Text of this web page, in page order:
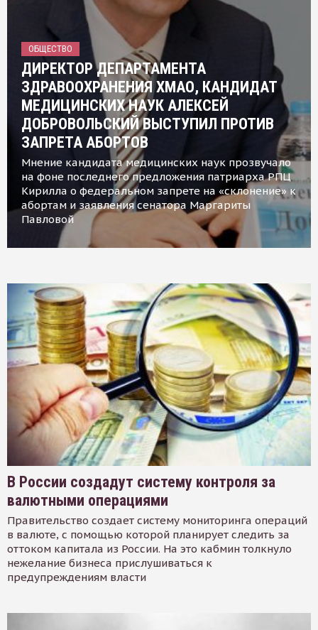
ОБЩЕСТВО
ДИРЕКТОР ДЕПАРТАМЕНТА
ЗДРАВООХРАНЕНИЯ ХМАО, КАНДИДАТ
МЕДИЦИНСКИХ НАУК АЛЕКСЕЙ
ДОБРОВОЛЬСКИЙ ВЫСТУПИЛ ПРОТИВ
ЗАПРЕТА АБОРТОВ
Мнение кандидата медицинских наук прозвучало
на фоне последнего предложения патриарха РПЦ
Кирилла о федеральном запрете на «склонение» к
абортам и заявления сенатора Маргариты
Павловой
В России создадут систему контроля за
валютными операциями
Правительство создает систему мониторинга операций
в валюте, с помощью которой планирует следить за
оттоком капитала из России. На это кабмин толкнуло
нежелание бизнеса прислушиваться к
предупреждениям власти